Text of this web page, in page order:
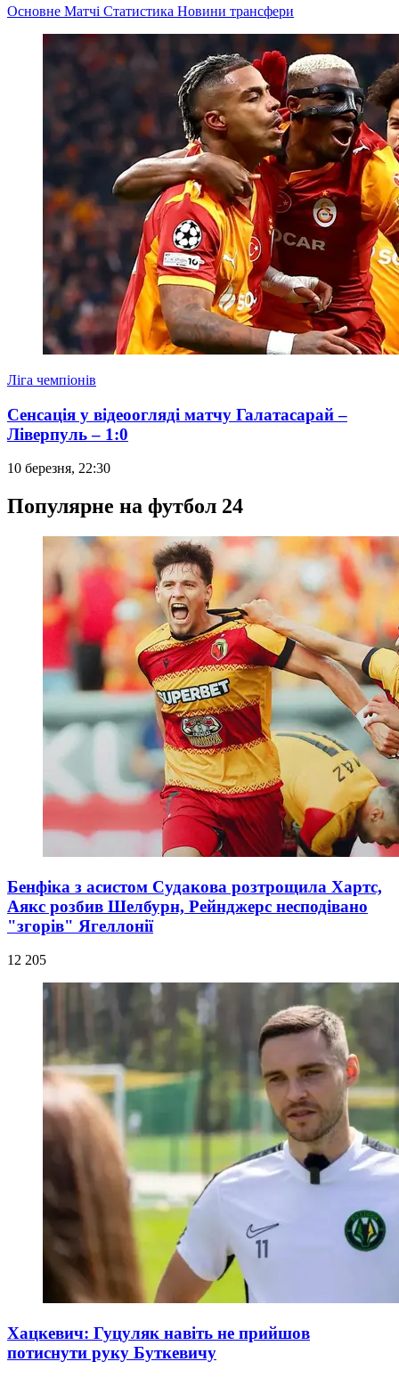
Основне Матчі Статистика Новини трансфери
Ліга чемпіонів
Сенсація у відеоогляді матчу Галатасарай –
Ліверпуль – 1:0
10 березня, 22:30
Популярне на футбол 24
Бенфіка з асистом Судакова розтрощила Хартс,
Аякс розбив Шелбурн, Рейнджерс несподівано
"згорів" Ягеллонії
12 205
Хацкевич: Гуцуляк навіть не прийшов
потиснути руку Буткевичу